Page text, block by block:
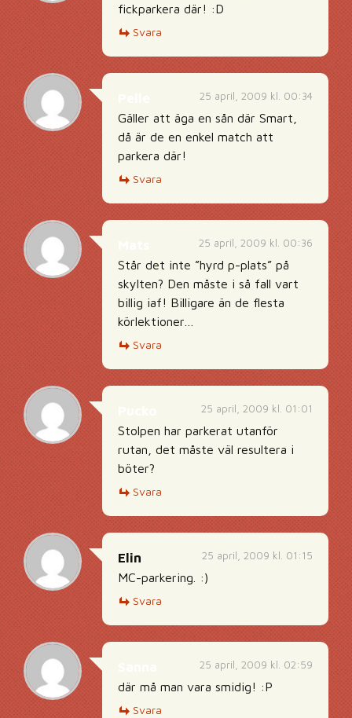
fickparkera där! :D
Svara
25 april, 2009 kl. 00:34
Gäller att äga en sån där Smart,
då är de en enkel match att
parkera där!
Svara
25 april, 2009 kl. 00:36
Står det inte ”hyrd p-plats” på
skylten? Den måste i så fall vart
billig iaf! Billigare än de flesta
körlektioner…
Svara
25 april, 2009 kl. 01:01
Stolpen har parkerat utanför
rutan, det måste väl resultera i
böter?
Svara
25 april, 2009 kl. 01:15
Elin
MC-parkering. :)
Svara
25 april, 2009 kl. 02:59
där må man vara smidig! :P
Svara